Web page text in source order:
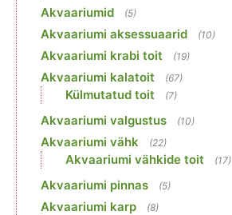
Akvaariumid (5)
Akvaariumi aksessuaarid (10)
Akvaariumi krabi toit (19)
Akvaariumi kalatoit (67)
Külmutatud toit (7)
Akvaariumi valgustus (10)
Akvaariumi vähk (22)
Akvaariumi vähkide toit (17)
Akvaariumi pinnas (5)
Akvaariumi karp (8)